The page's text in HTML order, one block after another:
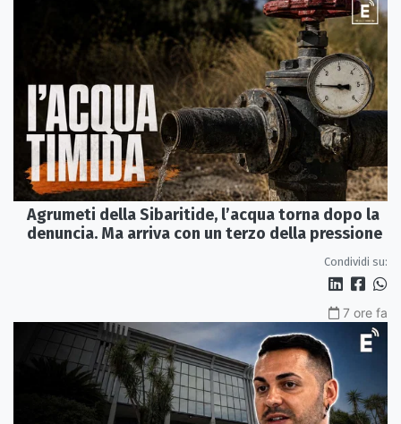
Agrumeti della Sibaritide, l’acqua torna dopo la
denuncia. Ma arriva con un terzo della pressione
Condividi su:
7 ore fa